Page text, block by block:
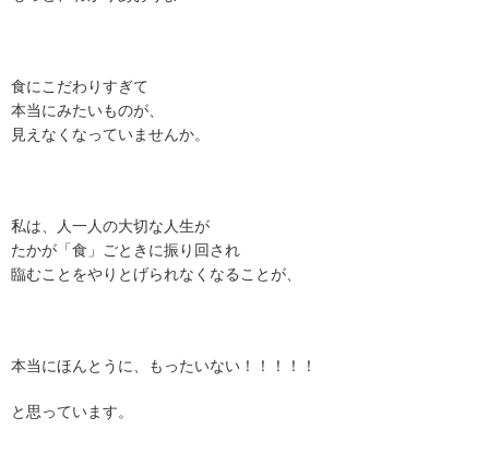
食にこだわりすぎて
本当にみたいものが、
見えなくなっていませんか。
私は、人一人の大切な人生が
たかが「食」ごときに振り回され
臨むことをやりとげられなくなることが、
本当にほんとうに、もったいない！！！！！
と思っています。